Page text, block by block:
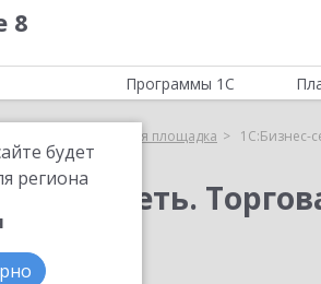
8
будет
региона
Программы 1С
сеть. Торговая площадка 1С:Бизнес-
сеть.